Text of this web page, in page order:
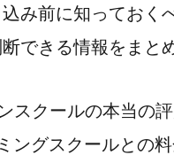
み前に知っておく
できる情報をまと
スクールの本当の
ングスクールとの